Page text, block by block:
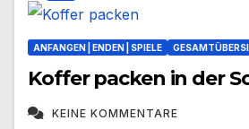
ANFANGEN | ENDEN | SPIELE
Koffer packen in der
KEINE KOMMENTARE